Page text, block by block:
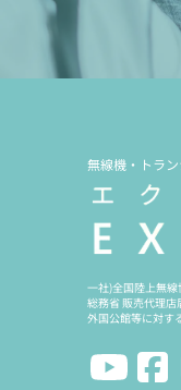
無線機・トラ
一社)全国陸上無
総務省 販売代理
外国公館等に対す